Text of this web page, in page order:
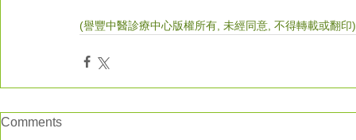
(譽豐中醫診療中心版權所有, 未經同意, 不得轉載或翻印)
Comments